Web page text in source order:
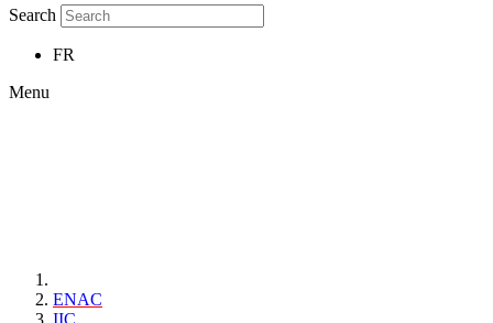
Search
FR
Menu
ENAC
IIC